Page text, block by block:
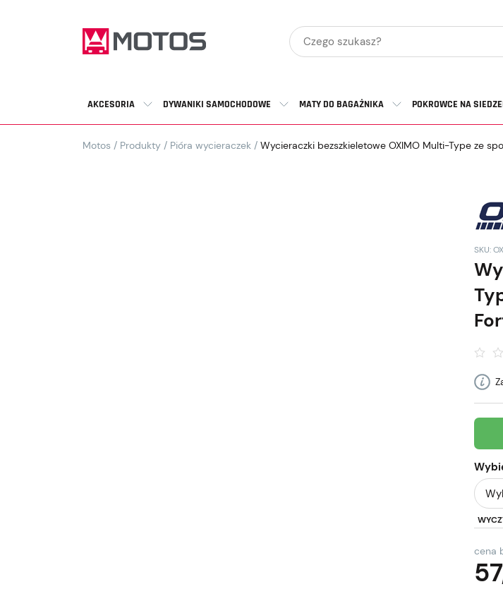
AKCESORIA DYWANIKI SAMOCHODOWE MATY DO BAGAŻNIKA POKROWCE NA
Motos / Produkty / Pióra wycieraczek / Wycieraczki bezszkieletowe OXIMO Multi-Type ze
SKU:
cena